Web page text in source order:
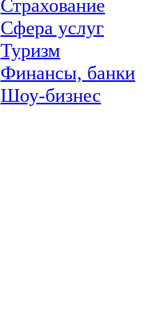
Страхование
Сфера услуг
Туризм
Финансы, банки
Шоу-бизнес